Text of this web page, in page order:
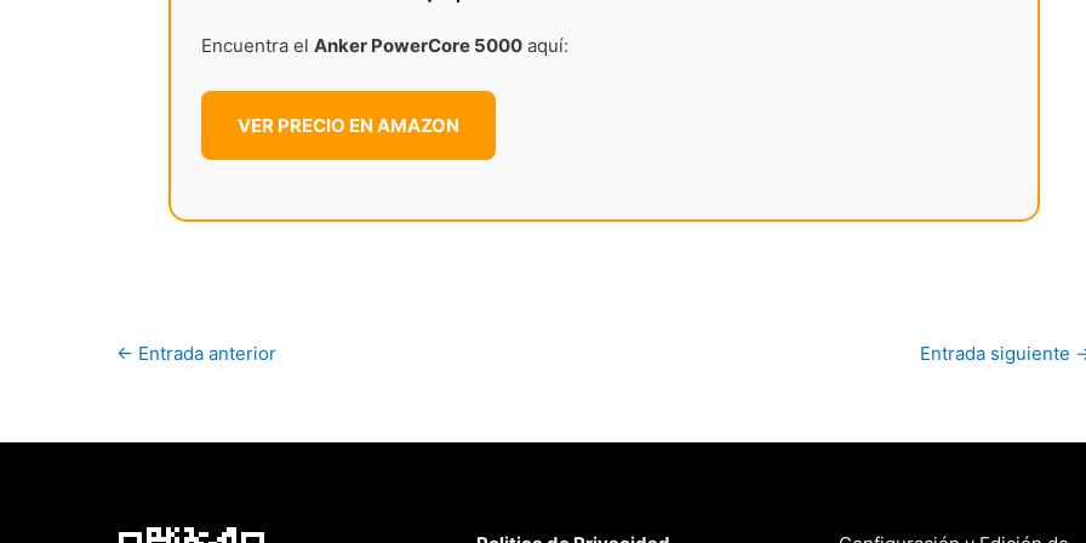
Encuentra el Anker PowerCore 5000aquí:
VER PRECIO EN AMAZON
← Entrada anterior Entrada siguiente